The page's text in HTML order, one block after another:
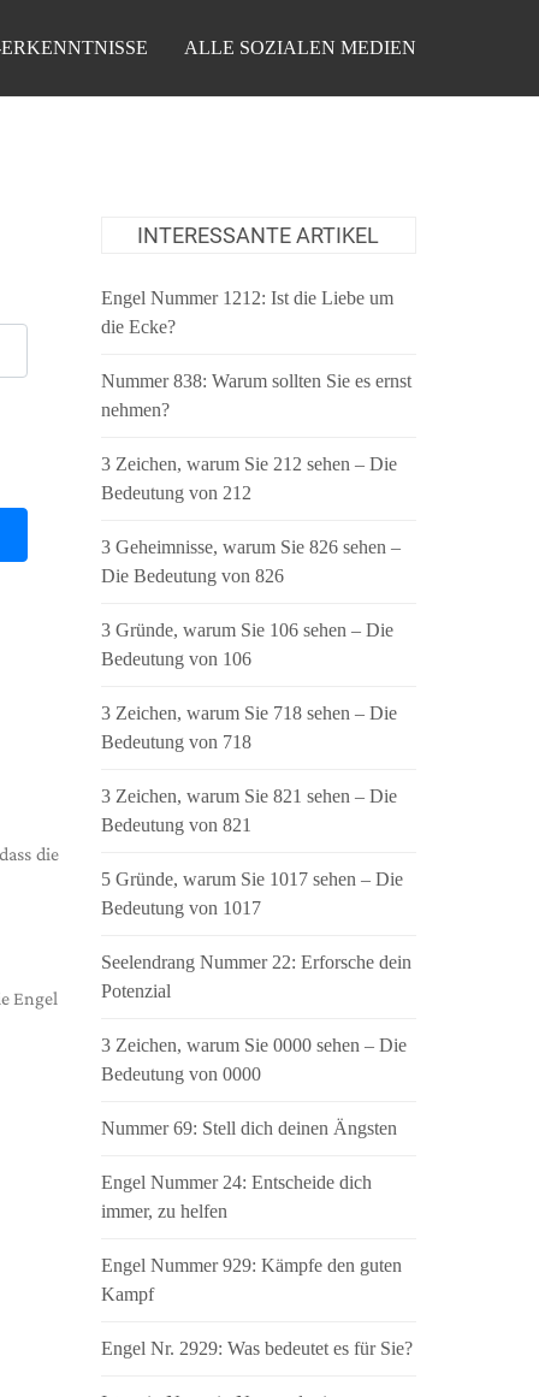
ALLE SOZIALEN MEDIEN
die
Engel
INTERESSANTE ARTIKEL
Engel Nummer 1212: Ist die Liebe um
die Ecke?
Nummer 838: Warum sollten Sie es ernst
nehmen?
3 Zeichen, warum Sie 212 sehen – Die
Bedeutung von 212
3 Geheimnisse, warum Sie 826 sehen –
Die Bedeutung von 826
3 Gründe, warum Sie 106 sehen – Die
Bedeutung von 106
3 Zeichen, warum Sie 718 sehen – Die
Bedeutung von 718
3 Zeichen, warum Sie 821 sehen – Die
Bedeutung von 821
5 Gründe, warum Sie 1017 sehen – Die
Bedeutung von 1017
Seelendrang Nummer 22: Erforsche dein
Potenzial
3 Zeichen, warum Sie 0000 sehen – Die
Bedeutung von 0000
Nummer 69: Stell dich deinen Ängsten
Engel Nummer 24: Entscheide dich
immer, zu helfen
Engel Nummer 929: Kämpfe den guten
Kampf
Engel Nr. 2929: Was bedeutet es für Sie?